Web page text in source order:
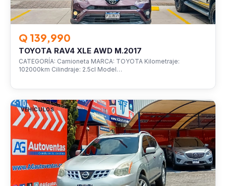
Q 139,990
TOYOTA RAV4 XLE AWD M.2017
CATEGORÍA: Camioneta MARCA: TOYOTA Kilometraje:
102000km Cilindraje: 2.5cl Model…
VEHÍCULOS